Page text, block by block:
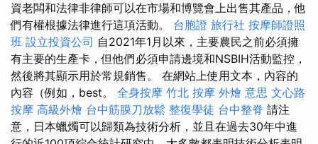
資老闆和法律非律師可以在市場和博覽會上出售其產品，他
們有權根據法律進行這項活動。 台胞證 旅行社 按摩師證照
班 設立投資公司 自2021年1月以來，主要農民之前必須擁
有主要的生產卡，但他們必須申請邊境和NSBIH活動監控，
然後將其顯示用於常規銷售。 在網站上使用文本，內容的
內容（例如，best。 全身按摩 竹北 按摩 外燴 意思 文心路
按摩 高級外燴 台中筋膜刀放鬆 整復學徒 台中整脊 請注
意，日本蠟燭可以歸類為技術分析，並且在過去30年中進